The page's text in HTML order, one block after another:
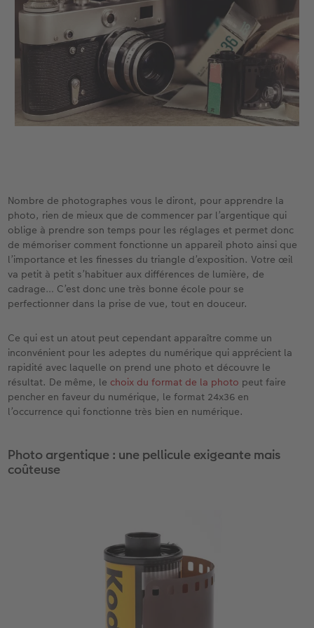
Nombre de photographes vous le diront, pour apprendre la
photo, rien de mieux que de commencer par l’argentique qui
oblige à prendre son temps pour les réglages et permet donc
de mémoriser comment fonctionne un appareil photo ainsi que
l’importance et les finesses du triangle d’exposition. Votre œil
va petit à petit s’habituer aux différences de lumière, de
cadrage… C’est donc une très bonne école pour se
perfectionner dans la prise de vue, tout en douceur.
Ce qui est un atout peut cependant apparaître comme un
inconvénient pour les adeptes du numérique qui apprécient la
rapidité avec laquelle on prend une photo et découvre le
résultat. De même, le choix du format de la photo peut faire
pencher en faveur du numérique, le format 24x36 en
l’occurrence qui fonctionne très bien en numérique.
Photo argentique : une pellicule exigeante mais
coûteuse